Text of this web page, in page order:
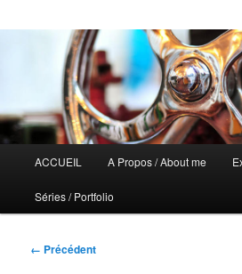
principal
ACCUEIL A Propos / About me
Séries / Portfolio
Navigation
← Précédent